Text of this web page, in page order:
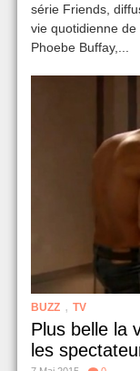
série Friends,
vie quotidienne de
Phoebe Buffay,...
BUZZ , TV
Plus belle la
les